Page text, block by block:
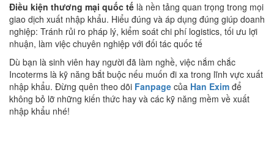
Điều kiện thương mại quốc tế là nền tảng quan trọng trong mọi
giao dịch xuất nhập khẩu. Hiểu đúng và áp dụng đúng giúp doanh
nghiệp: Tránh rủi ro pháp lý, kiểm soát chi phí logistics, tối ưu lợi
nhuận, làm việc chuyên nghiệp với đối tác quốc tế
Dù bạn là sinh viên hay người đã làm nghề, việc nắm chắc
Incoterms là kỹ năng bắt buộc nếu muốn đi xa trong lĩnh vực xuất
nhập khẩu. Đừng quên theo dõi Fanpage của Han Exim để
không bỏ lỡ những kiến thức hay và các kỹ năng mềm về xuất
nhập khẩu nhé!